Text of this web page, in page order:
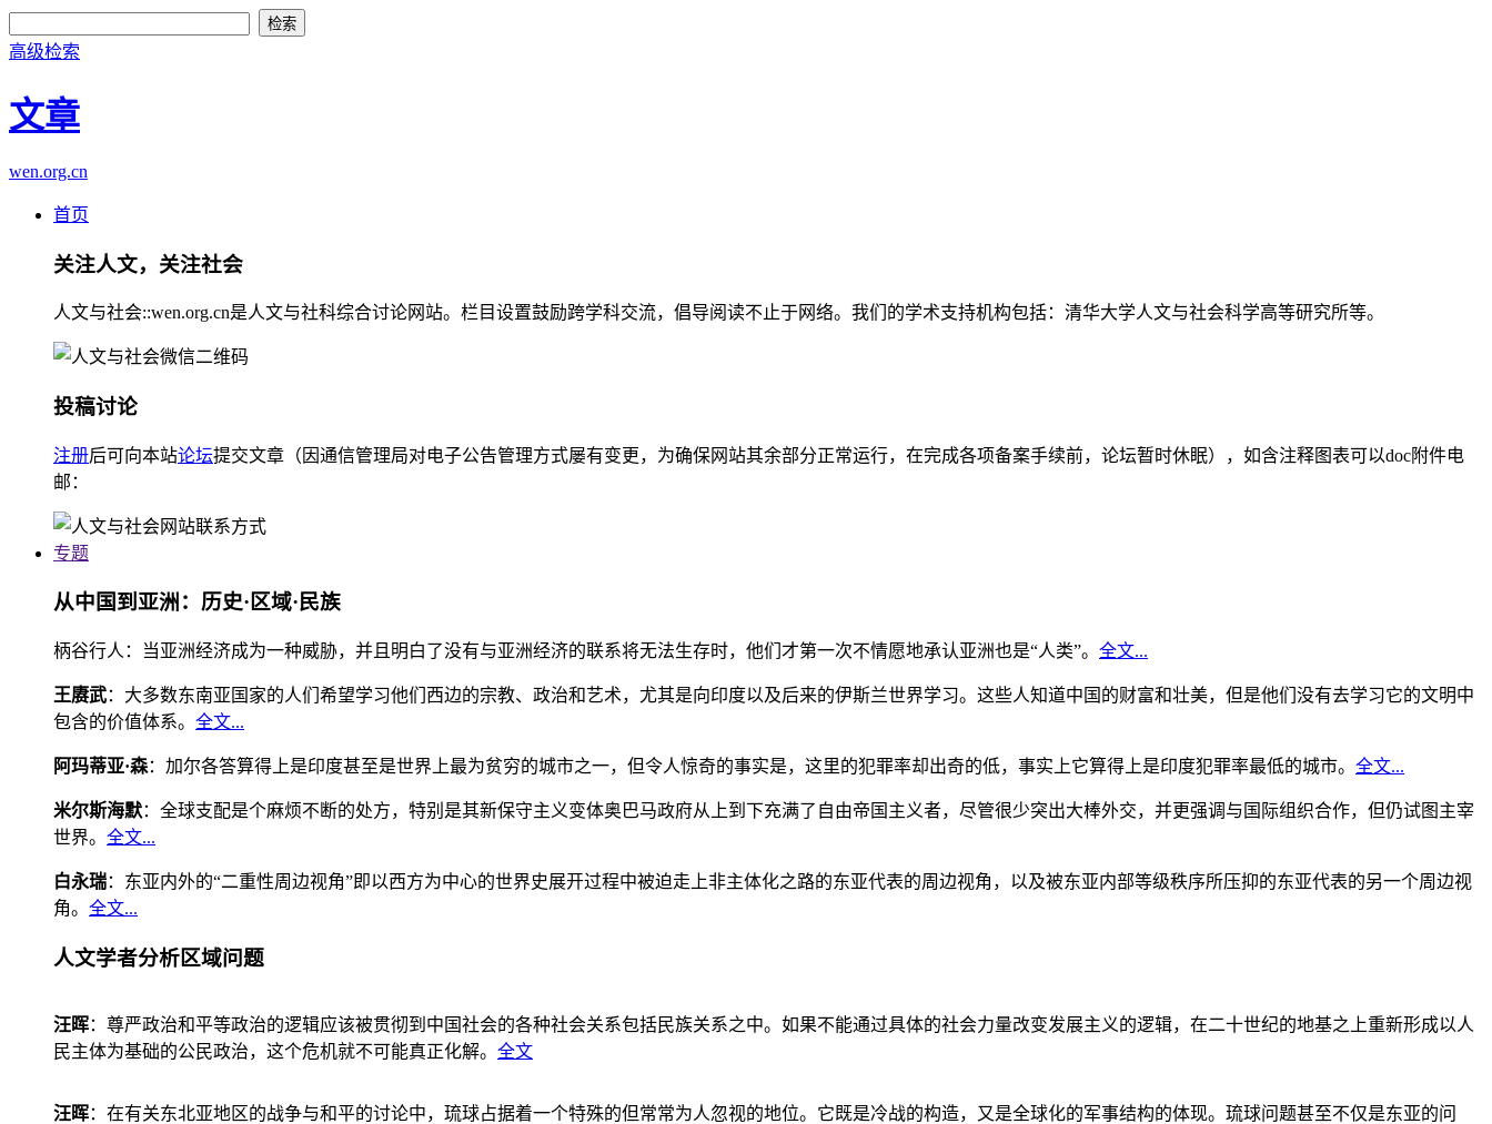
高级检索
文章
wen.org.cn
首页
关注人文，关注社会
人文与社会::wen.org.cn是人文与社科综合讨论网站。栏目设置鼓励跨学科交流，倡导阅读不止于网络。我们的学术支持机构包括：清华大学人文与社会科学高等研究所等。
投稿讨论
注册后可向本站论坛提交文章（因通信管理局对电子公告管理方式屡有变更，为确保网站其余部分正常运行，在完成各项备案手续前，论坛暂时休眠），如含注释图表可以doc附件电
邮：
专题
从中国到亚洲：历史·区域·民族
柄谷行人：当亚洲经济成为一种威胁，并且明白了没有与亚洲经济的联系将无法生存时，他们才第一次不情愿地承认亚洲也是“人类”。 全文...
王赓武：大多数东南亚国家的人们希望学习他们西边的宗教、政治和艺术，尤其是向印度以及后来的伊斯兰世界学习。这些人知道中国的财富和壮美，但是他们没有去学习它的文明中
包含的价值体系。 全文...
阿玛蒂亚·森：加尔各答算得上是印度甚至是世界上最为贫穷的城市之一，但令人惊奇的事实是，这里的犯罪率却出奇的低，事实上它算得上是印度犯罪率最低的城市。 全文...
米尔斯海默：全球支配是个麻烦不断的处方，特别是其新保守主义变体奥巴马政府从上到下充满了自由帝国主义者，尽管很少突出大棒外交，并更强调与国际组织合作，但仍试图主宰
世界。 全文...
白永瑞：东亚内外的“二重性周边视角”即以西方为中心的世界史展开过程中被迫走上非主体化之路的东亚代表的周边视角，以及被东亚内部等级秩序所压抑的东亚代表的另一个周边视
角。 全文...
人文学者分析区域问题
汪晖：尊严政治和平等政治的逻辑应该被贯彻到中国社会的各种社会关系包括民族关系之中。如果不能通过具体的社会力量改变发展主义的逻辑，在二十世纪的地基之上重新形成以人
民主体为基础的公民政治，这个危机就不可能真正化解。 全文
汪晖：在有关东北亚地区的战争与和平的讨论中，琉球占据着一个特殊的但常常为人忽视的地位。它既是冷战的构造，又是全球化的军事结构的体现。琉球问题甚至不仅是东亚的问